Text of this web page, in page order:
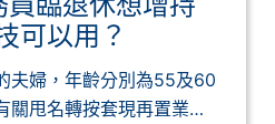
可以用？
夫婦，年齡分別為55及60
關甩名轉按套現再置業的